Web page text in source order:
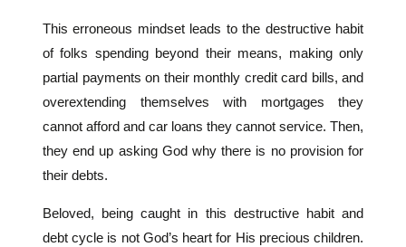
This erroneous mindset leads to the destructive habit
of folks spending beyond their means, making only
partial payments on their monthly credit card bills, and
overextending themselves with mortgages they
cannot afford and car loans they cannot service. Then,
they end up asking God why there is no provision for
their debts.
Beloved, being caught in this destructive habit and
debt cycle is not God’s heart for His precious children.